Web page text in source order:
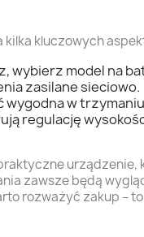
kluczowych
wybierz model na
zasilane sieciowo.
wygodna w
regulację
zawsze będą
rozważyć zakup –